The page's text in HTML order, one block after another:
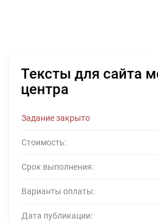
Тексты для сайта
центра
Задание закрыто
Стоимость:
Срок выполнения:
Варианты оплаты:
Дата публикации: